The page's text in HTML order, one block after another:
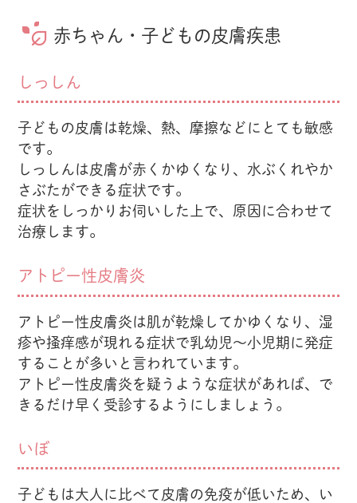
赤ちゃん・子どもの皮膚疾患
しっしん
子どもの皮膚は乾燥、熱、摩擦などにとても敏感
です。
しっしんは皮膚が赤くかゆくなり、水ぶくれやか
さぶたができる症状です。
症状をしっかりお伺いした上で、原因に合わせて
治療します。
アトピー性皮膚炎
アトピー性皮膚炎は肌が乾燥してかゆくなり、湿
疹や掻痒感が現れる症状で乳幼児～小児期に発症
することが多いと言われています。
アトピー性皮膚炎を疑うような症状があれば、で
きるだけ早く受診するようにしましょう。
いぼ
子どもは大人に比べて皮膚の免疫が低いため、い